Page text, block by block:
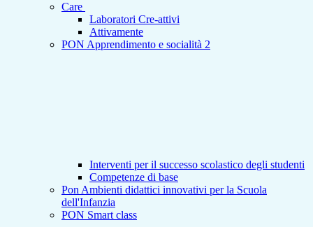
Care
Laboratori Cre-attivi
Attivamente
PON Apprendimento e socialità 2
Interventi per il successo scolastico degli studenti
Competenze di base
Pon Ambienti didattici innovativi per la Scuola
dell'Infanzia
PON Smart class